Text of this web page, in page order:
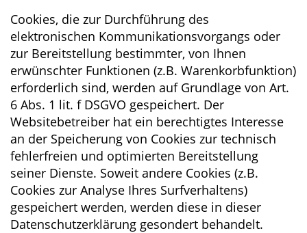
Cookies, die zur Durchführung des
elektronischen Kommunikationsvorgangs oder
zur Bereitstellung bestimmter, von Ihnen
erwünschter Funktionen (z.B. Warenkorbfunktion)
erforderlich sind, werden auf Grundlage von Art.
6 Abs. 1 lit. f DSGVO gespeichert. Der
Websitebetreiber hat ein berechtigtes Interesse
an der Speicherung von Cookies zur technisch
fehlerfreien und optimierten Bereitstellung
seiner Dienste. Soweit andere Cookies (z.B.
Cookies zur Analyse Ihres Surfverhaltens)
gespeichert werden, werden diese in dieser
Datenschutzerklärung gesondert behandelt.